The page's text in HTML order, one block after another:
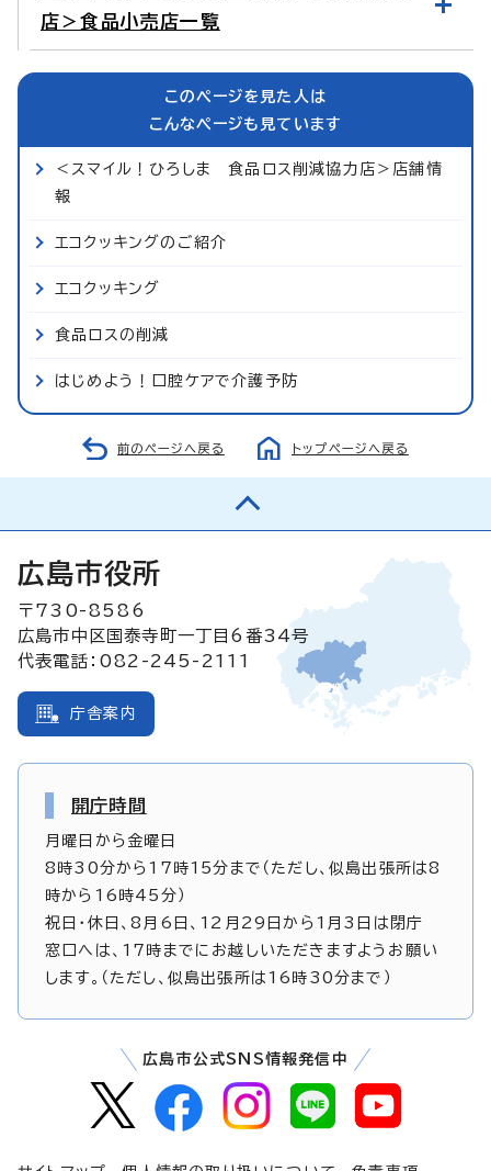
店＞食品小売店一覧
このページを見た人は
こんなページも見ています
＜スマイル！ひろしま 食品ロス削減協力店＞店舗情
報
エコクッキングのご紹介
エコクッキング
食品ロスの削減
はじめよう！口腔ケアで介護予防
前のページへ戻る トップページへ戻る
広島市役所
〒730-8586
広島市中区国泰寺町一丁目6番34号
代表電話：082-245-2111
庁舎案内
開庁時間
月曜日から金曜日
8時30分から17時15分まで（ただし、似島出張所は8
時から16時45分）
祝日・休日、8月6日、12月29日から1月3日は閉庁
窓口へは、17時までにお越しいただきますようお願い
します。（ただし、似島出張所は16時30分まで）
広島市公式SNS情報発信中